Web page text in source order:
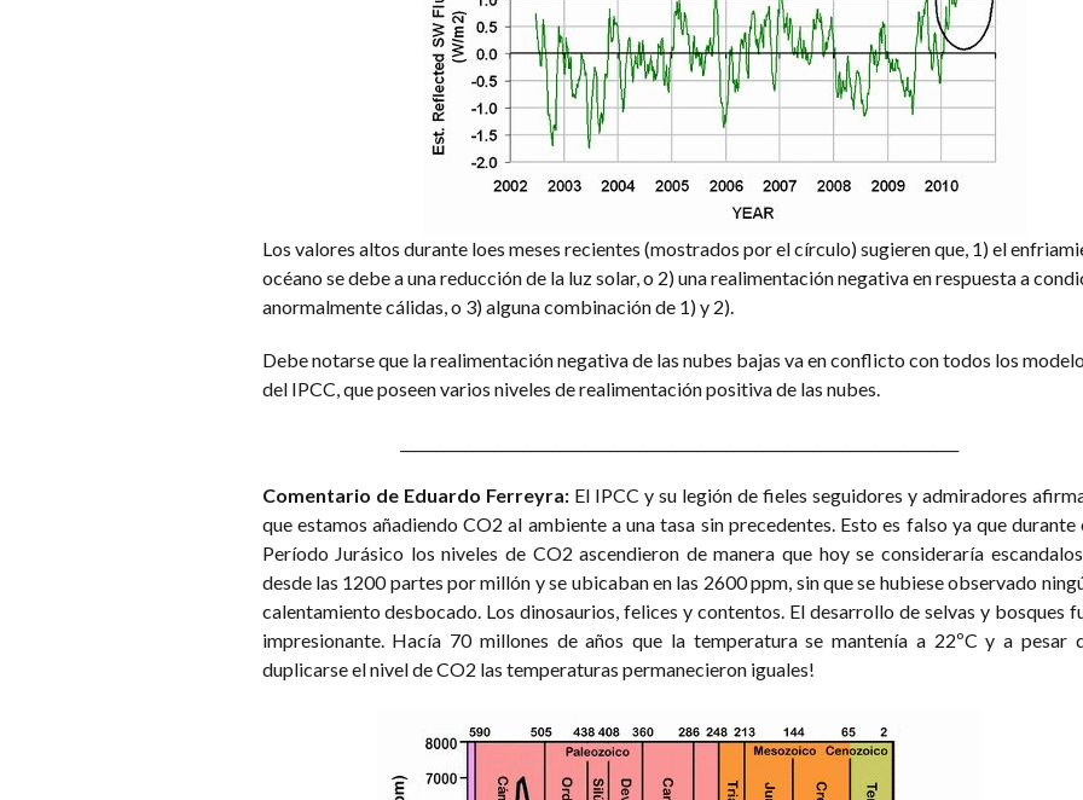
Los valores altos durante loes meses recientes (mostrados por el círculo) sugieren que, 1) el
océano se debe a una reducción de la luz solar, o 2) una realimentación negativa en respuesta a
anormalmente cálidas, o 3) alguna combinación de 1) y 2).
Debe notarse que la realimentación negativa de las nubes bajas va en conflicto con todos los
del IPCC, que poseen varios niveles de realimentación positiva de las nubes.
Comentario de Eduardo Ferreyra:El IPCC y su legión de fieles seguidores y admiradores
que estamos añadiendo CO2 al ambiente a una tasa sin precedentes. Esto es falso ya que durante
Período Jurásico los niveles de CO2 ascendieron de manera que hoy se consideraría
desde las 1200 partes por millón y se ubicaban en las 2600 ppm, sin que se hubiese observado
calentamiento desbocado. Los dinosaurios, felices y contentos. El desarrollo de selvas y bosques
impresionante. Hacía 70 millones de años que la temperatura se mantenía a 22ºC y a pesar
duplicarse el nivel de CO2 las temperaturas permanecieron iguales!